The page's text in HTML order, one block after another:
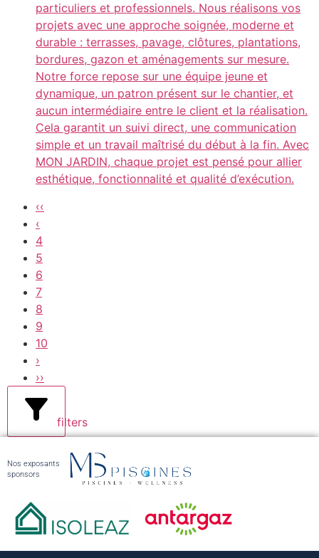
particuliers et professionnels. Nous réalisons vos
projets avec une approche soignée, moderne et
durable : terrasses, pavage, clôtures, plantations,
bordures, gazon et aménagements sur mesure.
Notre force repose sur une équipe jeune et
dynamique, un patron présent sur le chantier, et
aucun intermédiaire entre le client et la réalisation.
Cela garantit un suivi direct, une communication
simple et un travail maîtrisé du début à la fin. Avec
MON JARDIN, chaque projet est pensé pour allier
esthétique, fonctionnalité et qualité d’exécution.
‹‹
‹
4
5
6
7
8
9
10
›
››
filters
Nos exposants
sponsors